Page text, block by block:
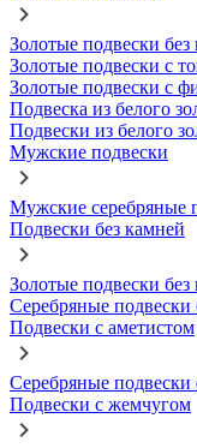
Золотые подвески без
Золотые подвески с
Золотые подвески с
Подвеска из белого
Подвески из белого
Мужские подвески
Мужские серебряные
Подвески без камней
Золотые подвески без
Серебряные подвески
Подвески с аметистом
Серебряные подвески
Подвески с жемчугом